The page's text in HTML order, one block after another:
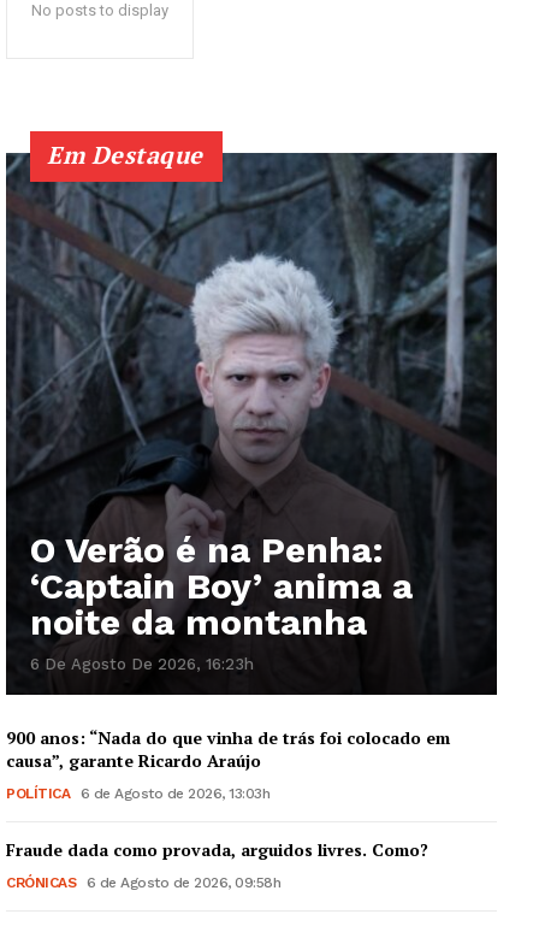
No posts to display
Em Destaque
O Verão é na Penha:
‘Captain Boy’ anima a
noite da montanha
6 De Agosto De 2026, 16:23h
900 anos: “Nada do que vinha de trás foi colocado em
causa”, garante Ricardo Araújo
POLÍTICA 6 de Agosto de 2026, 13:03h
Fraude dada como provada, arguidos livres. Como?
CRÓNICAS 6 de Agosto de 2026, 09:58h